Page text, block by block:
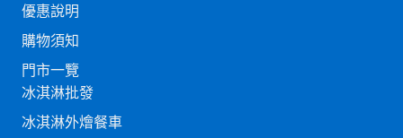
優惠說明
購物須知
門市一覽
冰淇淋批發
冰淇淋外燴餐車